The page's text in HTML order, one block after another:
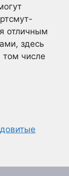
отличным
здесь
том числе